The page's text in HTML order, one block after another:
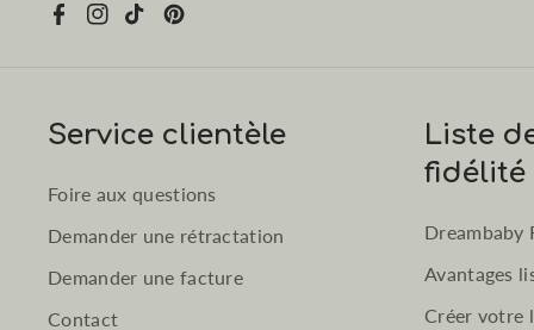
F
b
o
k
I
a
r
a
T
o
P
e
e
s
Service clientèle
Foire aux questions
Demander une rétractation
Demander une facture
Contact
Liste
fidélité
Dreambaby
Avantages
Créer votre